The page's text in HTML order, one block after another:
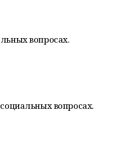
вопросах.
вопросах.